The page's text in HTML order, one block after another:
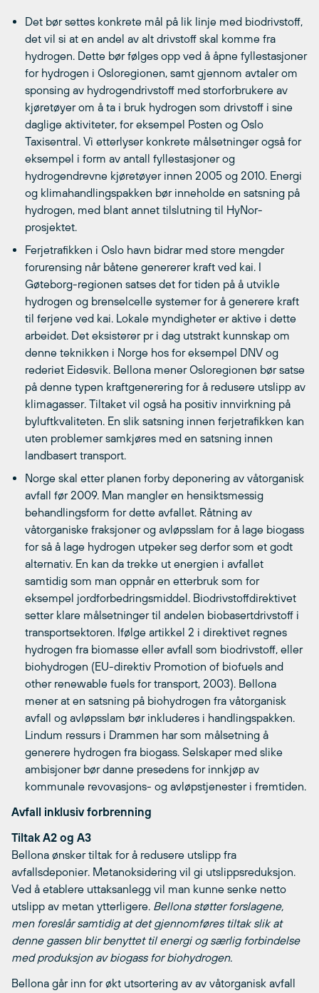
Det bør settes konkrete mål på lik linje med biodrivstoff,
det vil si at en andel av alt drivstoff skal komme fra
hydrogen. Dette bør følges opp ved å åpne fyllestasjoner
for hydrogen i Osloregionen, samt gjennom avtaler om
sponsing av hydrogendrivstoff med storforbrukere av
kjøretøyer om å ta i bruk hydrogen som drivstoff i sine
daglige aktiviteter, for eksempel Posten og Oslo
Taxisentral. Vi etterlyser konkrete målsetninger også for
eksempel i form av antall fyllestasjoner og
hydrogendrevne kjøretøyer innen 2005 og 2010. Energi
og klimahandlingspakken bør inneholde en satsning på
hydrogen, med blant annet tilslutning til HyNor-
prosjektet.
Ferjetrafikken i Oslo havn bidrar med store mengder
forurensing når båtene genererer kraft ved kai. I
Gøteborg-regionen satses det for tiden på å utvikle
hydrogen og brenselcelle systemer for å generere kraft
til ferjene ved kai. Lokale myndigheter er aktive i dette
arbeidet. Det eksisterer pr i dag utstrakt kunnskap om
denne teknikken i Norge hos for eksempel DNV og
rederiet Eidesvik. Bellona mener Osloregionen bør satse
på denne typen kraftgenerering for å redusere utslipp av
klimagasser. Tiltaket vil også ha positiv innvirkning på
byluftkvaliteten. En slik satsning innen ferjetrafikken kan
uten problemer samkjøres med en satsning innen
landbasert transport.
Norge skal etter planen forby deponering av våtorganisk
avfall før 2009. Man mangler en hensiktsmessig
behandlingsform for dette avfallet. Råtning av
våtorganiske fraksjoner og avløpsslam for å lage biogass
for så å lage hydrogen utpeker seg derfor som et godt
alternativ. En kan da trekke ut energien i avfallet
samtidig som man oppnår en etterbruk som for
eksempel jordforbedringsmiddel. Biodrivstoffdirektivet
setter klare målsetninger til andelen biobasertdrivstoff i
transportsektoren. Ifølge artikkel 2 i direktivet regnes
hydrogen fra biomasse eller avfall som biodrivstoff, eller
biohydrogen (EU-direktiv Promotion of biofuels and
other renewable fuels for transport, 2003). Bellona
mener at en satsning på biohydrogen fra våtorganisk
avfall og avløpsslam bør inkluderes i handlingspakken.
Lindum ressurs i Drammen har som målsetning å
generere hydrogen fra biogass. Selskaper med slike
ambisjoner bør danne presedens for innkjøp av
kommunale revovasjons- og avløpstjenester i fremtiden.
Avfall inklusiv forbrenning
Tiltak A2 og A3
Bellona ønsker tiltak for å redusere utslipp fra
avfallsdeponier. Metanoksidering vil gi utslippsreduksjon.
Ved å etablere uttaksanlegg vil man kunne senke netto
utslipp av metan ytterligere. Bellona støtter forslagene,
men foreslår samtidig at det gjennomføres tiltak slik at
denne gassen blir benyttet til energi og særlig forbindelse
med produksjon av biogass for biohydrogen.
Bellona går inn for økt utsortering av av våtorganisk avfall